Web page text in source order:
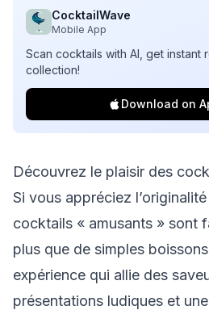
CocktailWave
Mobile App
Scan cocktails with AI, get instant
collection!
Download on
Découvrez le plaisir des
Si vous appréciez
cocktails « amusants » sont
plus que de simples
expérience qui allie des
présentations ludiques et